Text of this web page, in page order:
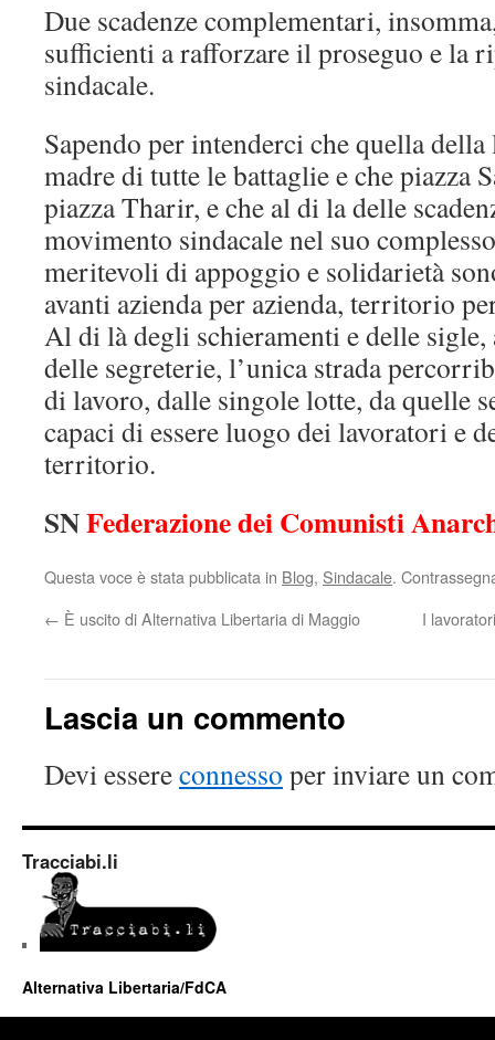
Due scadenze complementari,
sufficienti a rafforzare il proseguo e la
sindacale.
Sapendo per intenderci che quella
madre di tutte le battaglie e che piazza
piazza Tharir, e che al di la delle
movimento sindacale nel suo
meritevoli di appoggio e solidarietà
avanti azienda per azienda, territorio
Al di là degli schieramenti e delle
delle segreterie, l’unica strada
di lavoro, dalle singole lotte, da quelle
capaci di essere luogo dei lavoratori e
territorio.
SNFederazione dei Comunisti
Questa voce è stata pubblicata in Blog, Sindacale.
← È uscito di Alternativa Libertaria di Maggio I
Lascia un commento
Devi essereconnesso per inviare un
Tracciabi.li
Alternativa Libertaria/FdCA